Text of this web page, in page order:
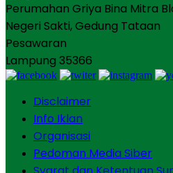
Perumahan Griya Bina Mitra
Negeri Sakti, Gedung Tataan
Pesawaran
Lampung 35366
Disclaimer
Info Iklan
Organisasi
Pedoman Media Siber